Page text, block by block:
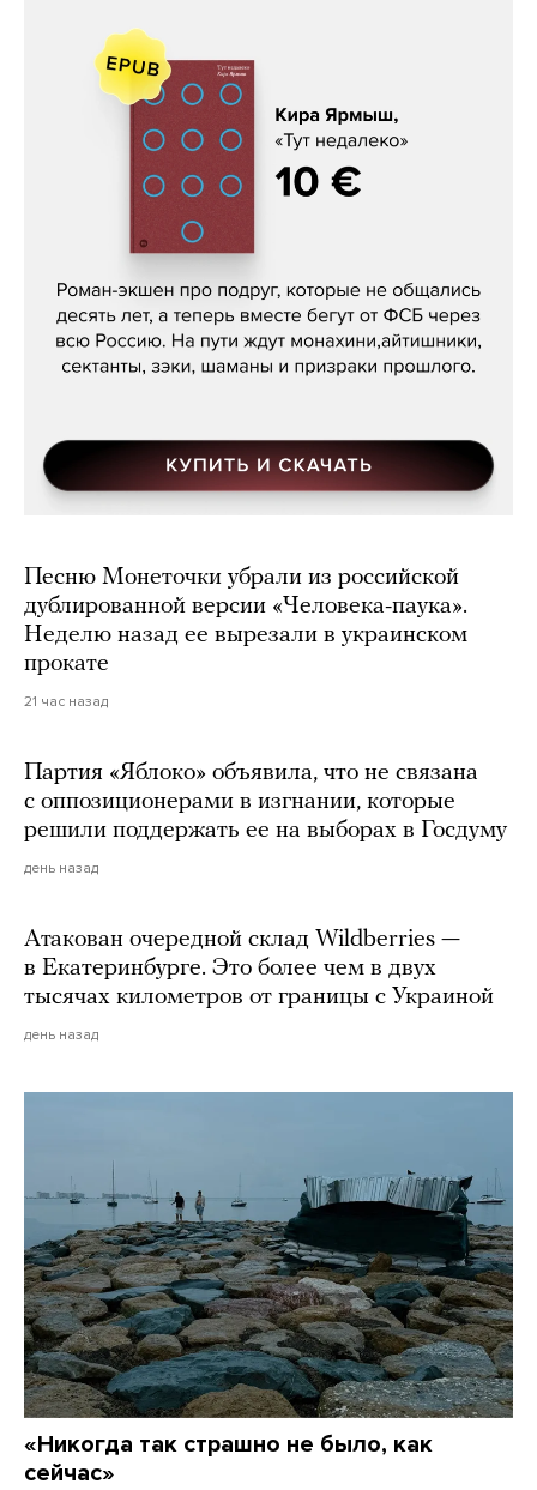
Кира Ярмыш, «Тут недалеко»
Песню Монеточки убрали из российской
дублированной версии «Человека-паука».
Неделю назад ее вырезали в украинском
прокате
21 час назад
Партия «Яблоко» объявила, что не связана
с оппозиционерами в изгнании, которые
решили поддержать ее на выборах в Госдуму
день назад
Атакован очередной склад Wildberries —
в Екатеринбурге. Это более чем в двух
тысячах километров от границы с Украиной
день назад
«Никогда так страшно не было, как
сейчас»